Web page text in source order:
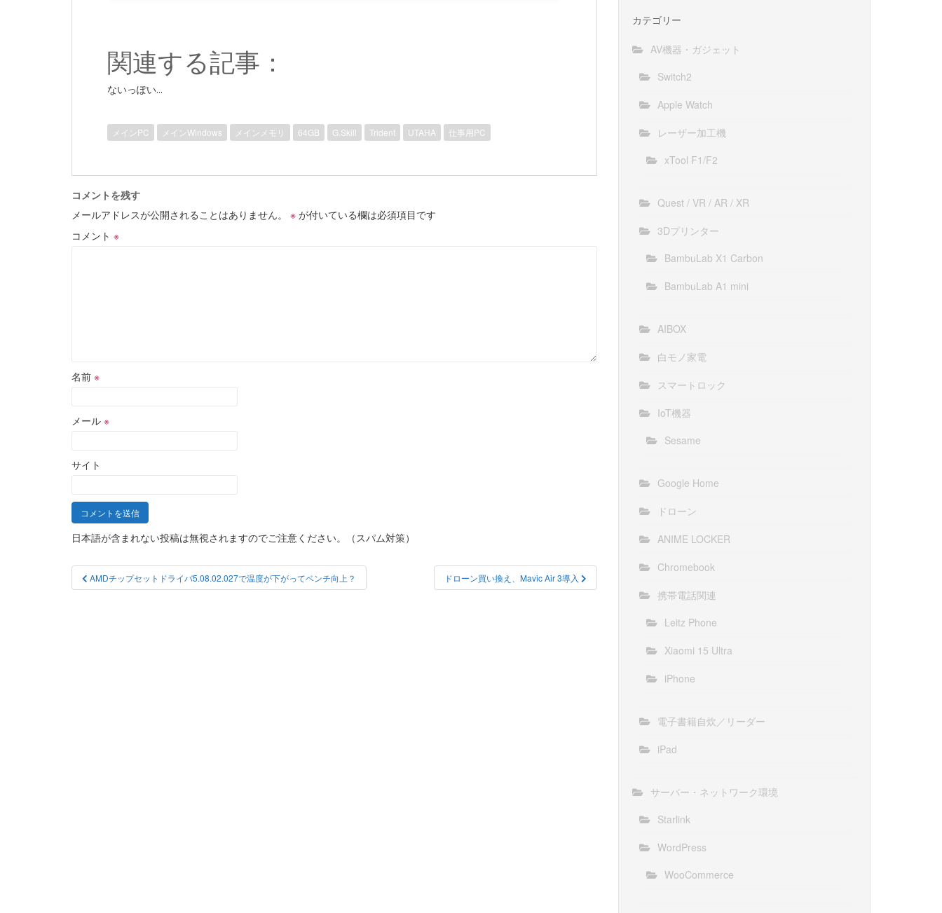
関連する記事：
ないっぽい...
メインPC メインWindows メインメモリ 64GB G.Skill Trident UTAHA 仕事用PC
コメントを残す
メールアドレスが公開されることはありません。
※ が付いている欄は必須項目です
コメント ※
名前 ※
メール ※
サイト
日本語が含まれない投稿は無視されますのでご注意ください。（スパム対策）
投
稿
AMDチップセットドライバ5.08.02.027で温度が下がってベンチ向上？ ドローン買い換え、Mavic Air 3導入
カテゴリー
AV機器・ガジェット
Switch2
Apple Watch
レーザー加工機
xTool F1/F2
Quest / VR / AR / XR
3Dプリンター
BambuLab X1 Carbon
BambuLab A1 mini
AIBOX
白モノ家電
スマートロック
IoT機器
Sesame
Google Home
ドローン
ANIME LOCKER
Chromebook
携帯電話関連
Leitz Phone
Xiaomi 15 Ultra
iPhone
電子書籍自炊／リーダー
iPad
サーバー・ネットワーク環境
Starlink
WordPress
WooCommerce